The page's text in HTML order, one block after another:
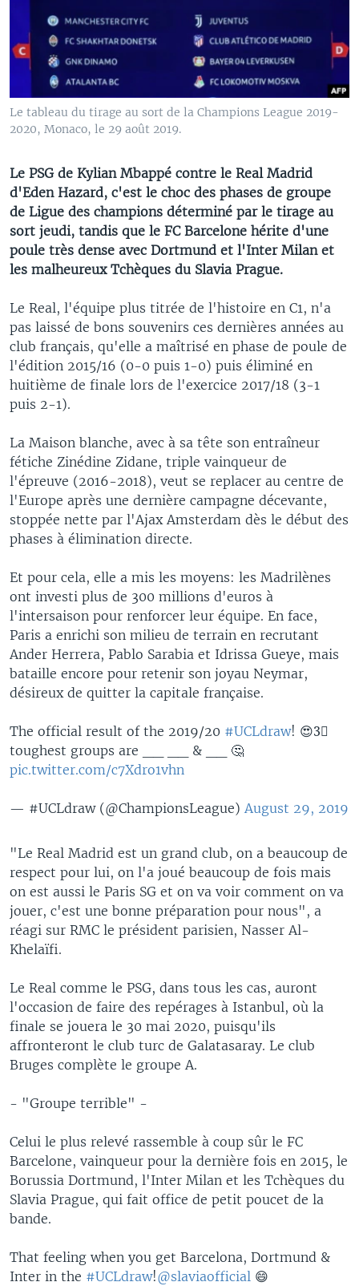
Le tableau du tirage au sort de la Champions League 2019-
2020, Monaco, le 29 août 2019.
Le PSG de Kylian Mbappé contre le Real Madrid
d'Eden Hazard, c'est le choc des phases de groupe
de Ligue des champions déterminé par le tirage au
sort jeudi, tandis que le FC Barcelone hérite d'une
poule très dense avec Dortmund et l'Inter Milan et
les malheureux Tchèques du Slavia Prague.
Le Real, l'équipe plus titrée de l'histoire en C1, n'a
pas laissé de bons souvenirs ces dernières années au
club français, qu'elle a maîtrisé en phase de poule de
l'édition 2015/16 (0-0 puis 1-0) puis éliminé en
huitième de finale lors de l'exercice 2017/18 (3-1
puis 2-1).
La Maison blanche, avec à sa tête son entraîneur
fétiche Zinédine Zidane, triple vainqueur de
l'épreuve (2016-2018), veut se replacer au centre de
l'Europe après une dernière campagne décevante,
stoppée nette par l'Ajax Amsterdam dès le début des
phases à élimination directe.
Et pour cela, elle a mis les moyens: les Madrilènes
ont investi plus de 300 millions d'euros à
l'intersaison pour renforcer leur équipe. En face,
Paris a enrichi son milieu de terrain en recrutant
Ander Herrera, Pablo Sarabia et Idrissa Gueye, mais
bataille encore pour retenir son joyau Neymar,
désireux de quitter la capitale française.
The official result of the 2019/20 #UCLdraw! 😍3⃣
toughest groups are __ __ & __ 🤔
pic.twitter.com/c7Xdro1vhn
— #UCLdraw (@ChampionsLeague) August 29, 2019
"Le Real Madrid est un grand club, on a beaucoup de
respect pour lui, on l'a joué beaucoup de fois mais
on est aussi le Paris SG et on va voir comment on va
jouer, c'est une bonne préparation pour nous", a
réagi sur RMC le président parisien, Nasser Al-
Khelaïfi.
Le Real comme le PSG, dans tous les cas, auront
l'occasion de faire des repérages à Istanbul, où la
finale se jouera le 30 mai 2020, puisqu'ils
affronteront le club turc de Galatasaray. Le club
Bruges complète le groupe A.
- "Groupe terrible" -
Celui le plus relevé rassemble à coup sûr le FC
Barcelone, vainqueur pour la dernière fois en 2015, le
Borussia Dortmund, l'Inter Milan et les Tchèques du
Slavia Prague, qui fait office de petit poucet de la
bande.
That feeling when you get Barcelona, Dortmund &
Inter in the #UCLdraw!@slaviaofficial 😄